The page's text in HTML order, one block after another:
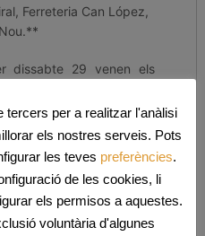
Ferreteria Can López,
dissabte 29 venen els
Rectoria. Seguiu fent
ens vigilen bé per saber
feim enlloc de regals en
festes nosaltres
proper dissabte 12 de
tercers per a realitzar l'anàlisi
els nostres serveis. Pots
les teves preferències.
de les cookies, li
els permisos a aquestes.
voluntària d'algunes